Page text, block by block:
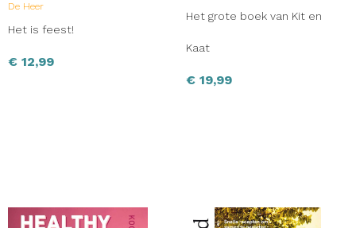
De Heer
Het is feest!
€ 12,99
Het grote boek van Kit en
Kaat
€ 19,99